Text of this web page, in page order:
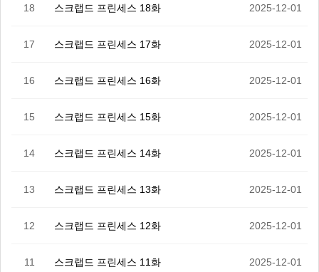
18 스크랩드 프린세스 18화 2025-12-01
17 스크랩드 프린세스 17화 2025-12-01
16 스크랩드 프린세스 16화 2025-12-01
15 스크랩드 프린세스 15화 2025-12-01
14 스크랩드 프린세스 14화 2025-12-01
13 스크랩드 프린세스 13화 2025-12-01
12 스크랩드 프린세스 12화 2025-12-01
11 스크랩드 프린세스 11화 2025-12-01